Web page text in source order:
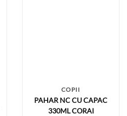
COPII
PAHAR NC CU CAPAC
330ML CORAI